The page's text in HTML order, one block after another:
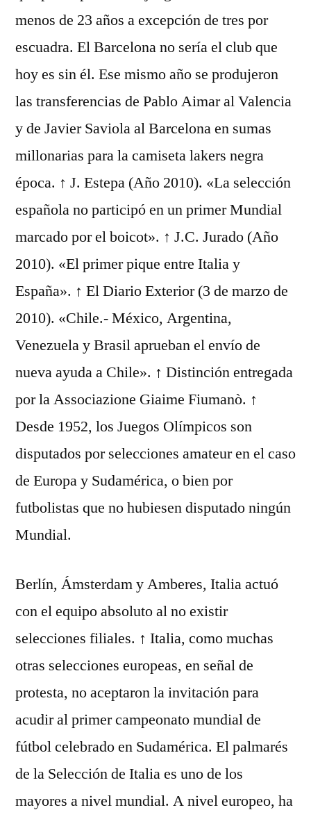
menos de 23 años a excepción de tres por
escuadra. El Barcelona no sería el club que
hoy es sin él. Ese mismo año se produjeron
las transferencias de Pablo Aimar al Valencia
y de Javier Saviola al Barcelona en sumas
millonarias para la camiseta lakers negra
época. ↑ J. Estepa (Año 2010). «La selección
española no participó en un primer Mundial
marcado por el boicot». ↑ J.C. Jurado (Año
2010). «El primer pique entre Italia y
España». ↑ El Diario Exterior (3 de marzo de
2010). «Chile.- México, Argentina,
Venezuela y Brasil aprueban el envío de
nueva ayuda a Chile». ↑ Distinción entregada
por la Associazione Giaime Fiumanò. ↑
Desde 1952, los Juegos Olímpicos son
disputados por selecciones amateur en el caso
de Europa y Sudamérica, o bien por
futbolistas que no hubiesen disputado ningún
Mundial.
Berlín, Ámsterdam y Amberes, Italia actuó
con el equipo absoluto al no existir
selecciones filiales. ↑ Italia, como muchas
otras selecciones europeas, en señal de
protesta, no aceptaron la invitación para
acudir al primer campeonato mundial de
fútbol celebrado en Sudamérica. El palmarés
de la Selección de Italia es uno de los
mayores a nivel mundial. A nivel europeo, ha